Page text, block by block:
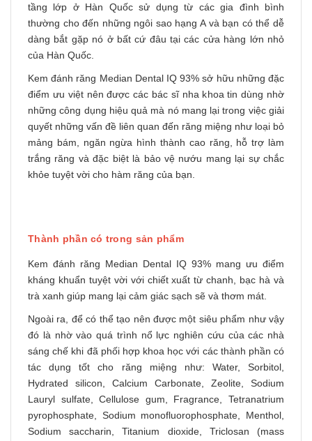
tầng lớp ở Hàn Quốc sử dụng từ các gia đình bình
thường cho đến những ngôi sao hạng A và bạn có thể dễ
dàng bắt gặp nó ở bất cứ đâu tại các cửa hàng lớn nhỏ
của Hàn Quốc.
Kem đánh răng Median Dental IQ 93% sở hữu những đặc
điểm ưu việt nên được các bác sĩ nha khoa tin dùng nhờ
những công dụng hiệu quả mà nó mang lại trong việc giải
quyết những vấn đề liên quan đến răng miệng như loại bỏ
mảng bám, ngăn ngừa hình thành cao răng, hỗ trợ làm
trắng răng và đặc biệt là bảo vệ nướu mang lại sự chắc
khỏe tuyệt vời cho hàm răng của bạn.
Thành phần có trong sản phẩm
Kem đánh răng Median Dental IQ 93% mang ưu điểm
kháng khuẩn tuyệt vời với chiết xuất từ chanh, bạc hà và
trà xanh giúp mang lại cảm giác sạch sẽ và thơm mát.
Ngoài ra, để có thể tạo nên được một siêu phẩm như vậy
đó là nhờ vào quá trình nổ lực nghiên cứu của các nhà
sáng chế khi đã phối hợp khoa học với các thành phần có
tác dụng tốt cho răng miệng như: Water, Sorbitol,
Hydrated silicon, Calcium Carbonate, Zeolite, Sodium
Lauryl sulfate, Cellulose gum, Fragrance, Tetranatrium
pyrophosphate, Sodium monofluorophosphate, Menthol,
Sodium saccharin, Titanium dioxide, Triclosan (mass